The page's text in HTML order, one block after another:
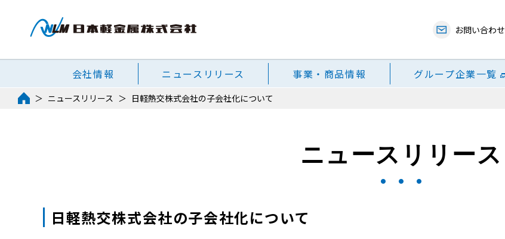
お問い合わせ
会社情報 ニュースリリース 事業・商品情報 グループ企業一覧
ニュースリリース 日軽熱交株式会社の子会社化について
ニュースリリース
日軽熱交株式会社の子会社化について